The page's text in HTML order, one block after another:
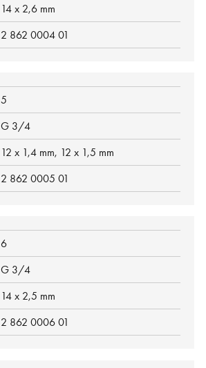
14 x 2,6 mm
2 862 0004 01
5
G 3/4
12 x 1,4 mm, 12 x 1,5 mm
2 862 0005 01
6
G 3/4
14 x 2,5 mm
2 862 0006 01